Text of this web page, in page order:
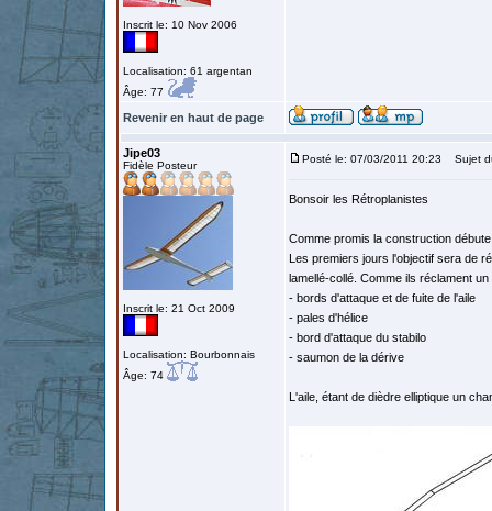
Inscrit le: 10 Nov 2006
Localisation: 61 argentan
Âge: 77
Revenir en haut de page
Jipe03
Fidèle Posteur
Inscrit le: 21 Oct 2009
Localisation: Bourbonnais
Âge: 74
Posté le: 07/03/2011 20:23 Sujet
Bonsoir les Rétroplanistes
Comme promis la construction
Les premiers jours l'objectif sera de
lamellé-collé. Comme ils réclament
- bords d'attaque et de fuite de l'aile
- pales d'hélice
- bord d'attaque du stabilo
- saumon de la dérive
L'aile, étant de dièdre elliptique un